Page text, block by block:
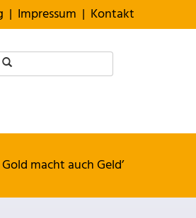
| Impressum | Kontakt
macht auch Geld’